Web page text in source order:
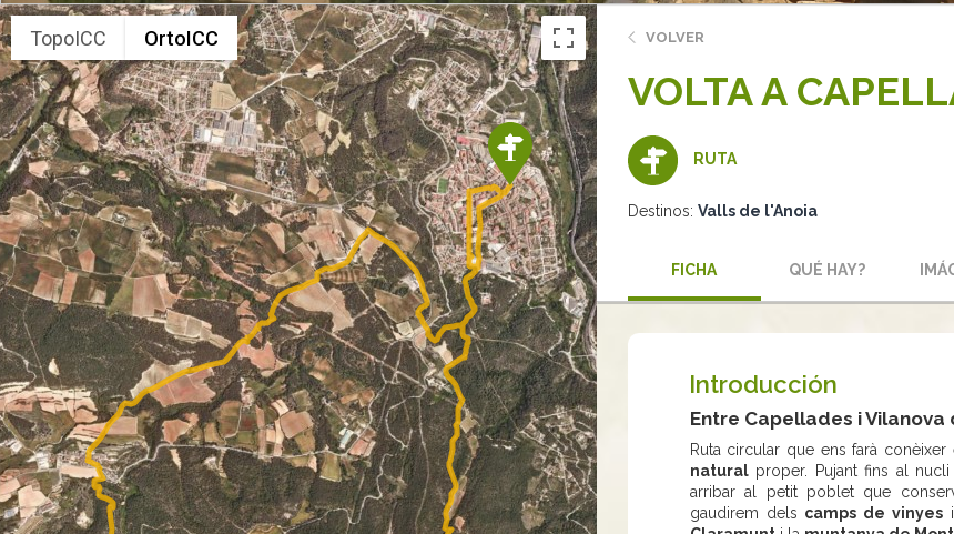
TopoICC OrtoICC VOLVER
VOLTA A
RUTA
Destinos: Valls de l'Anoia
FICHA QUÉ HAY?
Introducción
Entre Capellades i Vilanova
Ruta circular que ens farà conèixer
naturalproper. Pujant fins al
arribar al petit poblet que
gaudirem dels camps de vinyes